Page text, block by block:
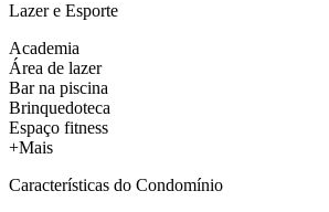
Lazer e Esporte
Academia
Área de lazer
Bar na piscina
Brinquedoteca
Espaço fitness
+Mais
Características do Condomínio